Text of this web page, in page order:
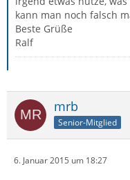
kann man noch falsch
Beste Grüße
Ralf
mrb
Senior-Mitglied
6. Januar 2015 um 18:27